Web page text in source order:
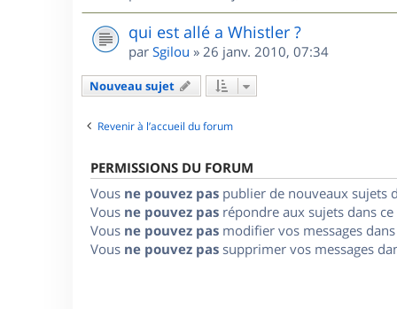
qui est allé a Whistler ?
par Sgilou » 26 janv. 2010, 07:34
Nouveau sujet
Revenir à l’accueil du forum
PERMISSIONS DU FORUM
Vous ne pouvez pas publier de nouveaux sujets
Vous ne pouvez pas répondre aux sujets dans
Vous ne pouvez pas modifier vos messages
Vous ne pouvez pas supprimer vos messages